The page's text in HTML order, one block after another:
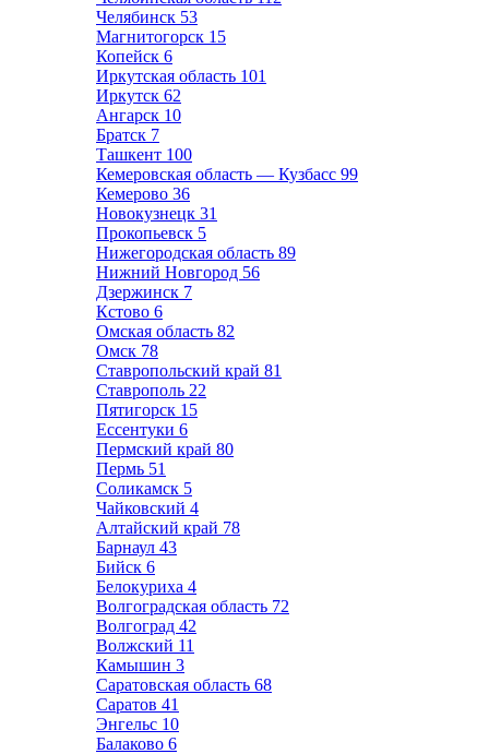
Челябинск 53
Магнитогорск 15
Копейск 6
Иркутская область 101
Иркутск 62
Ангарск 10
Братск 7
Ташкент 100
Кемеровская область — Кузбасс 99
Кемерово 36
Новокузнецк 31
Прокопьевск 5
Нижегородская область 89
Нижний Новгород 56
Дзержинск 7
Кстово 6
Омская область 82
Омск 78
Ставропольский край 81
Ставрополь 22
Пятигорск 15
Ессентуки 6
Пермский край 80
Пермь 51
Соликамск 5
Чайковский 4
Алтайский край 78
Барнаул 43
Бийск 6
Белокуриха 4
Волгоградская область 72
Волгоград 42
Волжский 11
Камышин 3
Саратовская область 68
Саратов 41
Энгельс 10
Балаково 6